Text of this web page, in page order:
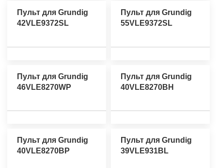
Пульт для Grundig
42VLE9372SL
Пульт для Grundig
55VLE9372SL
Пульт для Grundig
46VLE8270WP
Пульт для Grundig
40VLE8270BH
Пульт для Grundig
40VLE8270BP
Пульт для Grundig
39VLE931BL